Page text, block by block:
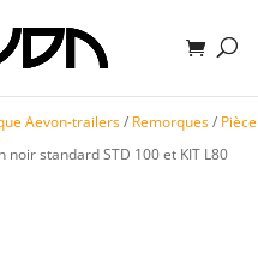
Aevon-trailers/ Remorques/ Pièce
noir standard STD 100 et KIT L80